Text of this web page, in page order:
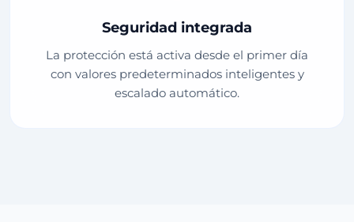
Seguridad integrada
La protección está activa desde el primer día
con valores predeterminados inteligentes y
escalado automático.